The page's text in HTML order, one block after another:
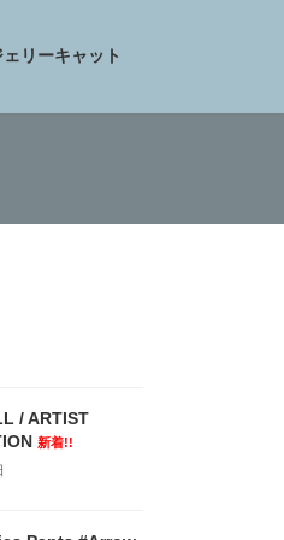
ェリーキャット
/ ARTIST
新着!!